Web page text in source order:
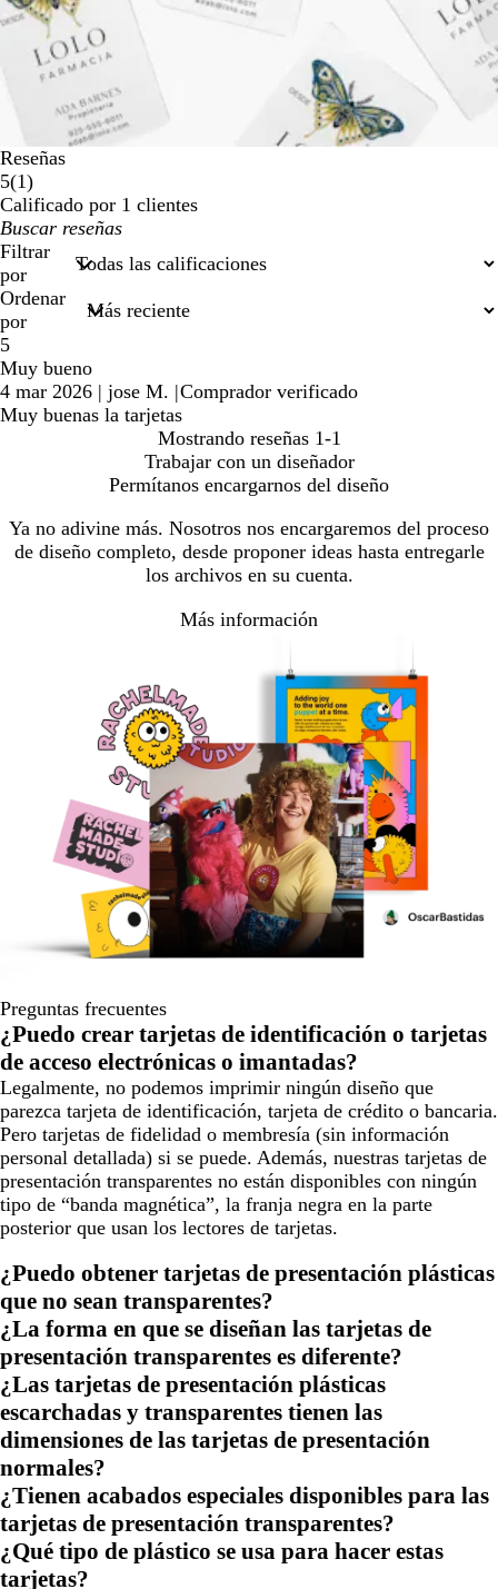
Reseñas
5(11
reseñas
)
Calificado por 1 clientes
Mis
datos
de
búsqueda
Filtrar
por
Ordenar
por
5
Muy bueno
4 mar 2026 | jose M. |Comprador verificado
Muy buenas la tarjetas
Mostrando reseñas 1-1
Trabajar con un diseñador
Permítanos encargarnos del diseño
Ya no adivine más. Nosotros nos encargaremos del proceso
de diseño completo, desde proponer ideas hasta entregarle
los archivos en su cuenta.
Más información
Preguntas frecuentes
¿Puedo crear tarjetas de identificación o tarjetas
de acceso electrónicas o imantadas?
Legalmente, no podemos imprimir ningún diseño que
parezca tarjeta de identificación, tarjeta de crédito o bancaria.
Pero tarjetas de fidelidad o membresía (sin información
personal detallada) si se puede. Además, nuestras tarjetas de
presentación transparentes no están disponibles con ningún
tipo de “banda magnética”, la franja negra en la parte
posterior que usan los lectores de tarjetas.
¿Puedo obtener tarjetas de presentación plásticas
que no sean transparentes?
¿La forma en que se diseñan las tarjetas de
presentación transparentes es diferente?
¿Las tarjetas de presentación plásticas
escarchadas y transparentes tienen las
dimensiones de las tarjetas de presentación
normales?
¿Tienen acabados especiales disponibles para las
tarjetas de presentación transparentes?
¿Qué tipo de plástico se usa para hacer estas
tarjetas?